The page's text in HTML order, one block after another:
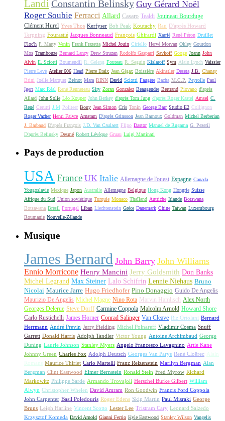
Landi Constantin Belinsky Guy Gérard Noël
Roger Soubie Ferracci Allard Casaro Tealdi Jouineau Bourduge
Clément Hurel Yves Thos Kerfyser Bob Peak Koutachy Rau D'après Howard
Terpning Fourastié Jacques Bonneaud François Ghirardi Xarrié René Péron Druillet
Floc'h P. Marty Venin Frank Frazetta Michel Jouin Ciriello Hervé Morvan Okley Gourdon
Mos Trambouze Bernard Lancy Drew Struzan Rodolfo Gasparri Savkoff Googe Joann John
Alvin E. Sciotti Boumendil R. Geleng Fouteau R. Seguin Kislaroff Sym Alain Lynch Vaissier
Pierre Levé Atelier 606 Head Pierre Etaix Jean Gigax Boissière Akinstler Deseta J.B.
Chanay
Brini Joëlle Marquet Brénot Mara RINN David Sciotti Faugère Bacha M.C.P. Peyrolle Paul
Igert Marc Réal René Renneteau Siry Zoran Gonzalez Beaugendre Bertrand Piovano d'après
Allard John Solie Léo Kouper John Berkey d'après Tom Jung d'après Roger Kastel Amsel C.
René Cerutti J.M Politeer Bouy Jean Simon Cris Tonin George Barr Studio E2 Collignon
Roger Vacher Henri Faivre Arnstam D'après Grinsson Jean Barnoux Goldman Michel Berberian
J. Barbaud D'après François J.D. Van Caulaert Flipo Dastor Manuel de Rugama G. Pezeril
D'après Belinsky Desmé Robert Lévèque Gruau Luigi Martinati
Pays de production
USA France UK Italie Allemagne de l'ouest Espagne Canada
Yougoslavie Mexique Japon Australie Allemagne Belgique Hong Kong Hongrie Suisse
Afrique du Sud Union soviétique Turquie Monaco Thaïland Autriche Irlande Botswana
Botsawana Brésil Portugal Liban Liechtenstein Grèce Danemark Chine Taïwan Luxembourg
Roumanie Nouvelle-Zélande
Musique
James Bernard John Barry John Williams
Ennio Morricone Henry Mancini Jerry Goldsmith Don Banks
Michel Legrand Max Steiner Lalo Schifrin Lennie Niehaus Bruno
Nicolai Maurice Jarre Hugo Friedhofer Pino Donaggio Guido De Angelis
Maurizio De Angelis Michel Magne Nino Rota Marvin Hamlisch Alex North
Georges Delerue Steve Dorff Carmine Coppola Malcolm Arnold Howard Shore
Carlo Rustichelli James Horner Conrad Salinger Van Cleave Riz Ortolani Bernard
Herrmann André Previn Jerry Fielding Michel Polnareff Vladimir Cosma Snuff
Garrett Donald Harris Adolph Tandler Victor Young Antoine Archimbaud George
Duning Laurie Johnson Stanley Myers Angelo Francesco Lavagnino Artie Kane
Johnny Green Charles Fox Adolph Deutsch Georges Van Parys René Cloërec
Alain
Romans Maurice Thiriet Carlo Martelli Franz Reizenstein Marilyn Bergman Alan
Bergman Clint Eastwood Elmer Bernstein Ronald Stein Fred Myrow Richard
Markowitz Philippe Sarde Armando Trovajoli Herschel Burke Gilbert William
Alwyn Christopher Whelen David Amram Ron Goodwin Francis Ford Coppola
John Carpenter Basil Poledouris Roger Edens Skip Martin Paul Misraki George
Bruns Leigh Harline Vincent Scotto Lester Lee Tristram Cary Leonard Salzedo
Krzysztof Komeda David Arnold Gianni Ferrio Kyle Eastwood Stanley Wilson Vangelis